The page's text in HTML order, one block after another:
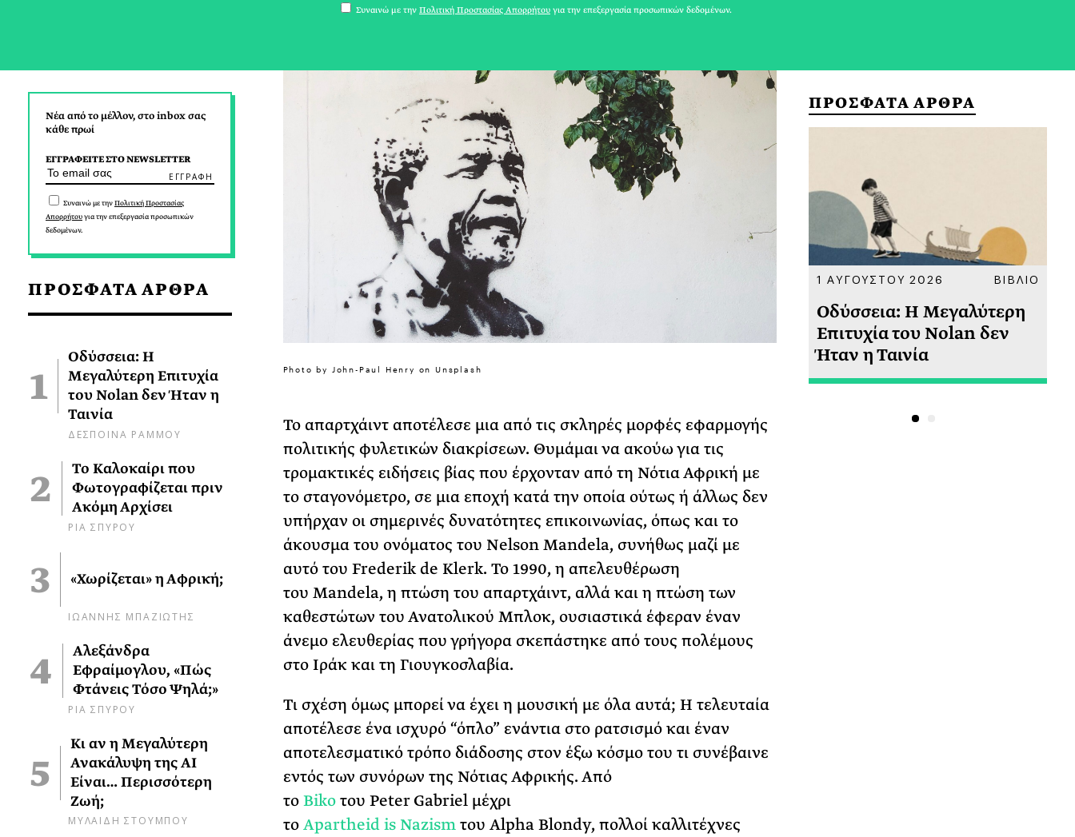
Νέα από το μέλλον, στο inbox σας
κάθε πρωί
ΕΓΓΡΑΦΕΙΤΕ ΣΤΟ NEWSLETTER
Συναινώ με τηνΠολιτική Προστασίας
Απορρήτουγια την επεξεργασία προσωπικών
δεδομένων.
ΠΡΟΣΦΑΤΑ ΑΡΘΡΑ
Οδύσσεια: Η
Μεγαλύτερη Επιτυχία
του Nolan δεν Ήταν η
Ταινία
ΔΕΣΠΟΙΝΑ ΡΑΜΜΟΥ
Το Καλοκαίρι που
Φωτογραφίζεται πριν
Ακόμη Αρχίσει
ΡΙΑ ΣΠΥΡΟΥ
«Χωρίζεται» η Αφρική;
ΙΩΑΝΝΗΣ ΜΠΑΖΙΩΤΗΣ
Αλεξάνδρα
Εφραίμογλου, «Πώς
Φτάνεις Τόσο Ψηλά;»
ΡΙΑ ΣΠΥΡΟΥ
Κι αν η Μεγαλύτερη
Ανακάλυψη της AI
Είναι… Περισσότερη
Ζωή;
ΜΥΛΑΙΔΗ ΣΤΟΥΜΠΟΥ
Photo by John-Paul Henry on Unsplash
Το απαρτχάιντ αποτέλεσε μια από τις σκληρές μορφές εφαρμογής
πολιτικής φυλετικών διακρίσεων. Θυμάμαι να ακούω για τις
τρομακτικές ειδήσεις βίας που έρχονταν από τη Νότια Αφρική με
το σταγονόμετρο, σε μια εποχή κατά την οποία ούτως ή άλλως δεν
υπήρχαν οι σημερινές δυνατότητες επικοινωνίας, όπως και το
άκουσμα του ονόματος του Nelson Mandela, συνήθως μαζί με
αυτό του Frederik de Klerk. Το 1990, η απελευθέρωση
του Mandela, η πτώση του απαρτχάιντ, αλλά καιη πτώση των
καθεστώτων του Ανατολικού Μπλοκ, ουσιαστικά έφεραν έναν
άνεμο ελευθερίας που γρήγορα σκεπάστηκε από τους πολέμους
στο Ιράκ και τη Γιουγκοσλαβία.
Τι σχέση όμως μπορεί να έχει η μουσική με όλα αυτά; Η τελευταία
αποτέλεσε ένα ισχυρό “όπλο” ενάντια στο ρατσισμό και έναν
αποτελεσματικό τρόπο διάδοσης στον έξω κόσμο του τι συνέβαινε
εντός των συνόρων της Νότιας Αφρικής. Από
τοBikoτου Peter Gabrielμέχρι
τοApartheid is Nazismτου Alpha Blondy, πολλοί καλλιτέχνες
ΠΡΟΣΦΑΤΑ ΑΡΘΡΑ
1 ΑΥΓΟΥΣΤΟΥ 2026 ΒΙΒΛΙΟ
Οδύσσεια: Η Μεγαλύτερη
Επιτυχία του Nolan δεν
Ήταν η Ταινία
Συναινώ με την Πολιτική Προστασίας Απορρήτου για την επεξεργασία προσωπικών δεδομένων.